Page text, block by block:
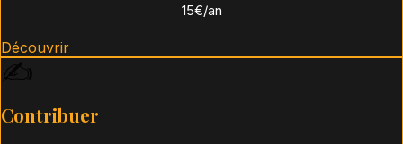
15€/an
Découvrir
Contribuer